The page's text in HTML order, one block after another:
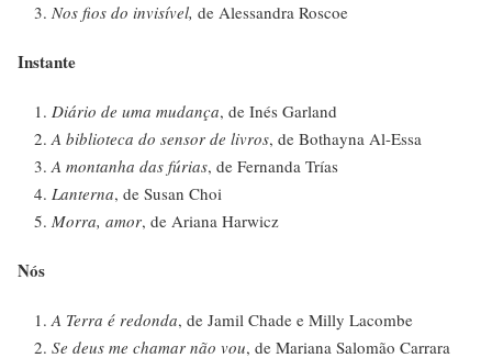
Nos fios do invisível, de Alessandra Roscoe
Instante
Diário de uma mudança, de Inés Garland
A biblioteca do sensor de livros, de Bothayna Al-Essa
A montanha das fúrias, de Fernanda Trías
Lanterna, de Susan Choi
Morra, amor, de Ariana Harwicz
Nós
A Terra é redonda, de Jamil Chade e Milly Lacombe
Se deus me chamar não vou, de Mariana Salomão Carrara